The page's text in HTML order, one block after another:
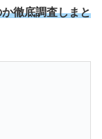
徹底調査しまと